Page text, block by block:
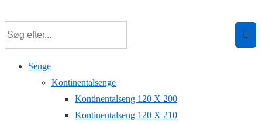
hovedindhold
Senge
Kontinentalsenge
Kontinentalseng 120 X 200
Kontinentalseng 120 X 210